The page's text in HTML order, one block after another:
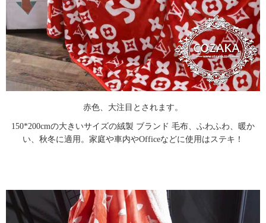
赤色、大注目とされます。
150*200cmの大きいサイズの絨製 ブランド 毛布、ふわふわ、暖か
い、秋冬に適用。家庭や車内やOfficeなどに使用はステキ！